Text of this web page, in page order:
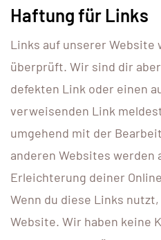
Haftung für Links
Links auf unserer Website
überprüft. Wir sind dir
defekten Link oder einen
verweisenden Link
umgehend mit der
anderen Websites werden
Erleichterung deiner
Wenn du diese Links
Website. Wir haben keine